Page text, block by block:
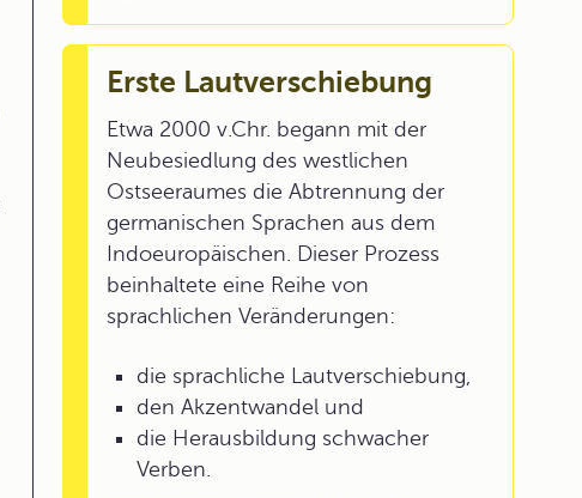
Erste Lautverschiebung
Etwa 2000 v.Chr. begann mit der
Neubesiedlung des westlichen
Ostseeraumes die Abtrennung der
germanischen Sprachen aus dem
Indoeuropäischen. Dieser Prozess
beinhaltete eine Reihe von
sprachlichen Veränderungen:
die sprachliche Lautverschiebung,
den Akzentwandel und
die Herausbildung schwacher
Verben.